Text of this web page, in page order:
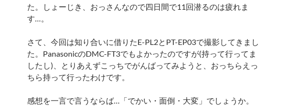
た。しょーじき、おっさんなので四日間で11回潜るのは疲れま
す…。
さて、今回は知り合いに借りたE-PL2とPT-EP03で撮影してきまし
た。PanasonicのDMC-FT3でもよかったのですが(持って行ってま
したし)、とりあえずこっちでがんばってみようと、おっちらえっ
ちら持って行ったわけです。
感想を一言で言うならば…「でかい・面倒・大変」でしょうか。